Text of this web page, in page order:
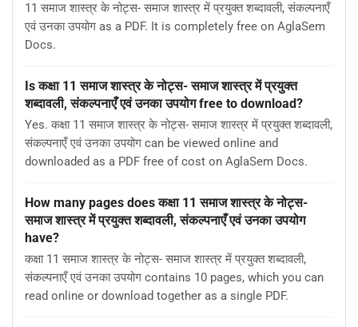
11 समाज शास्त्र के नोट्स- समाज शास्त्र में प्रयुक्त शब्दावली, संकल्पनाएँ
एवं उनका उपयोग as a PDF. It is completely free on AglaSem
Docs.
Is कक्षा 11 समाज शास्त्र के नोट्स- समाज शास्त्र में प्रयुक्त
शब्दावली, संकल्पनाएँ एवं उनका उपयोग free to download?
Yes. कक्षा 11 समाज शास्त्र के नोट्स- समाज शास्त्र में प्रयुक्त शब्दावली,
संकल्पनाएँ एवं उनका उपयोग can be viewed online and
downloaded as a PDF free of cost on AglaSem Docs.
How many pages does कक्षा 11 समाज शास्त्र के नोट्स-
समाज शास्त्र में प्रयुक्त शब्दावली, संकल्पनाएँ एवं उनका उपयोग
have?
कक्षा 11 समाज शास्त्र के नोट्स- समाज शास्त्र में प्रयुक्त शब्दावली,
संकल्पनाएँ एवं उनका उपयोग contains 10 pages, which you can
read online or download together as a single PDF.